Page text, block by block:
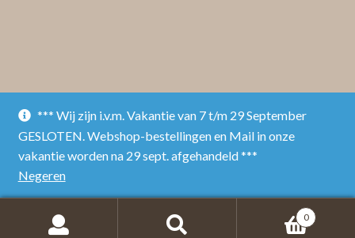
*** Wij zijn i.v.m. Vakantie van 7 t/m 29 September
GESLOTEN. Webshop-bestellingen en Mail in onze
vakantie worden na 29 sept. afgehandeld ***
Negeren
0